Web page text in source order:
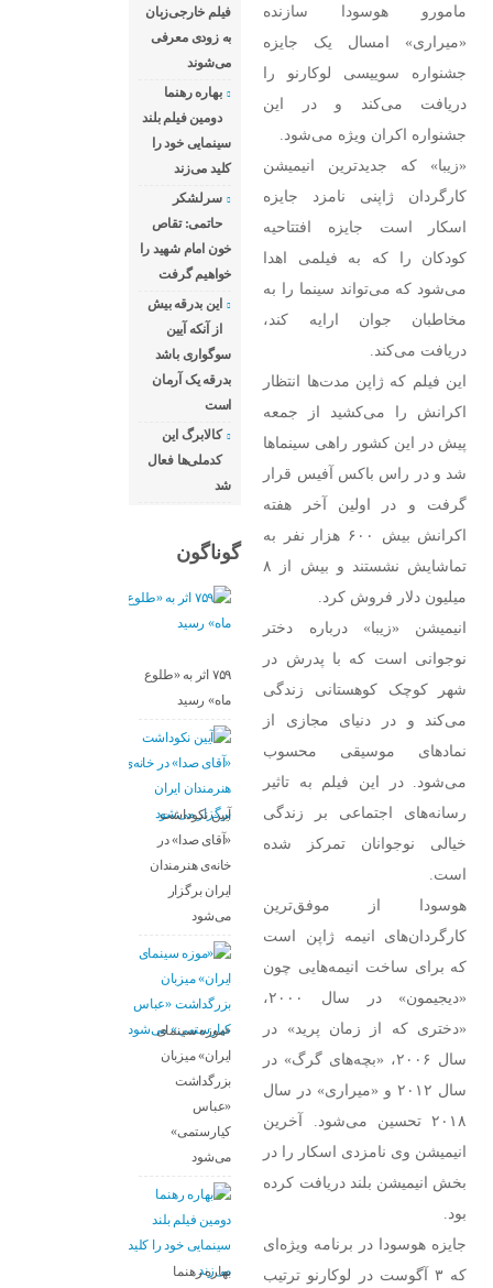
جشنواره اکران ویژه
می‌شود. «زیبا» که
جدیدترین انیمیشن
کارگردان ژاپنی
نامزد جایزه
مامورو هوسودا سازنده
«میراری» امسال یک جایزه
جشنواره سوییسی لوکارنو را
دریافت می‌کند و در این
جشنواره اکران ویژه می‌شود.
«زیبا» که جدیدترین انیمیشن
کارگردان ژاپنی نامزد جایزه
اسکار است جایزه افتتاحیه
کودکان را که به فیلمی اهدا
می‌شود که می‌تواند سینما را به
مخاطبان جوان ارایه کند،
دریافت می‌کند.
این فیلم که ژاپن مدت‌ها انتظار
اکرانش را می‌کشید از جمعه
پیش در این کشور راهی سینماها
شد و در راس باکس آفیس قرار
گرفت و در اولین آخر هفته
اکرانش بیش ۶۰۰ هزار نفر به
تماشایش نشستند و بیش از ۸
میلیون دلار فروش کرد.
انیمیشن «زیبا» درباره دختر
نوجوانی است که با پدرش در
شهر کوچک کوهستانی زندگی
می‌کند و در دنیای مجازی از
نمادهای موسیقی محسوب
می‌شود. در این فیلم به تاثیر
رسانه‌های اجتماعی بر زندگی
خیالی نوجوانان تمرکز شده
است.
هوسودا از موفق‌ترین
کارگردان‌های انیمه ژاپن است
که برای ساخت انیمه‌هایی چون
«دیجیمون» در سال ۲۰۰۰،
«دختری که از زمان پرید» در
سال ۲۰۰۶، «بچه‌های گرگ» در
سال ۲۰۱۲ و «میراری» در سال
۲۰۱۸ تحسین می‌شود. آخرین
انیمیشن وی نامزدی اسکار را در
بخش انیمیشن بلند دریافت کرده
بود.
جایزه هوسودا در برنامه ویژه‌ای
که ۳ آگوست در لوکارنو ترتیب
فیلم خارجی‌زبان
به زودی معرفی
می‌شوند
بهاره رهنما
دومین فیلم بلند
سینمایی خود را
کلید می‌زند
سرلشکر
حاتمی: تقاص
خون امام شهید را
خواهیم گرفت
این بدرقه بیش
از آنکه آیین
سوگواری باشد
بدرقه یک آرمان
است
کالابرگ این
کدملی‌ها فعال
شد
گوناگون
۷۵۹ اثر به «طلوع
ماه» رسید
آیین نکوداشت
«آقای صدا» در
خانه‌ی هنرمندان
ایران برگزار
می‌شود
«موزه سینمای
ایران» میزبان
بزرگداشت
«عباس
کیارستمی»
می‌شود
بهاره رهنما